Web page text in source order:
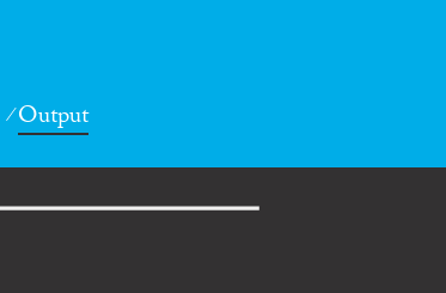
Output